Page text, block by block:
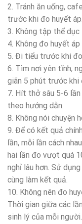
2. Tránh ăn uống,
trước khi đo huyết áp.
3. Không tập thể
4. Không đo huyết
5. Đi tiểu trước khi
6. Tìm nơi yên tĩnh,
giãn 5 phút trước khi
7. Hít thở sâu 5-6
theo hướng dẫn.
8. Không nói chuyện
9. Để có kết quả
lần, mỗi lần cách
hai lần đo vượt quá
nghỉ lâu hơn. Sử
cùng làm kết quả.
10. Không nên đo
Thời gian giữa các
sinh lý của mỗi người.